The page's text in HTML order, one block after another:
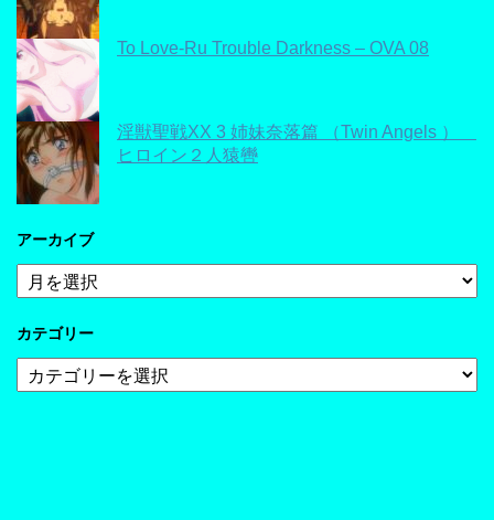
To Love-Ru Trouble Darkness – OVA 08
淫獣聖戦XX 3 姉妹奈落篇 （Twin Angels ）
ヒロイン２人猿轡
アーカイブ
ア
ー
イ
カテゴリー
テ